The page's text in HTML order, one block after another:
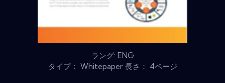
ラング: ENG
タイプ： Whitepaper 長さ： 4ページ